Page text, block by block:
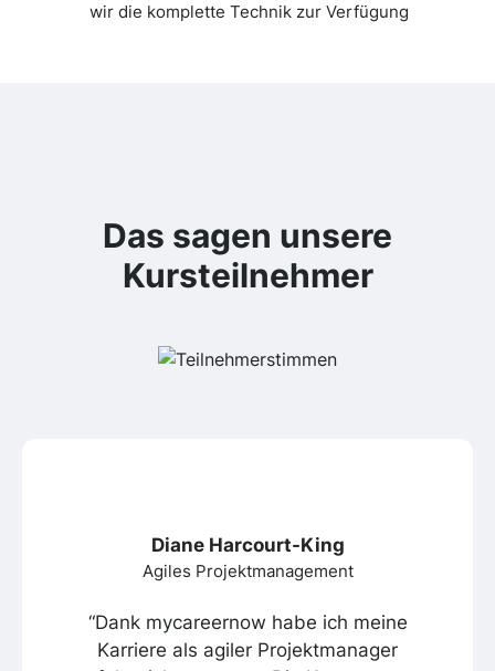
wir die komplette Technik zur Verfügung
Das sagen unsere
Kursteilnehmer
Diane Harcourt-King
Agiles Projektmanagement
“Dank mycareernow habe ich meine
Karriere als agiler Projektmanager